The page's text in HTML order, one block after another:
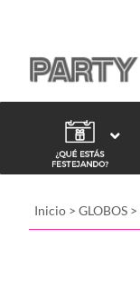
Inicio > GLOBOS >